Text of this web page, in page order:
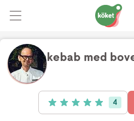
Lammkebab med
Betyg: 5 av 5 (4 röster)
4